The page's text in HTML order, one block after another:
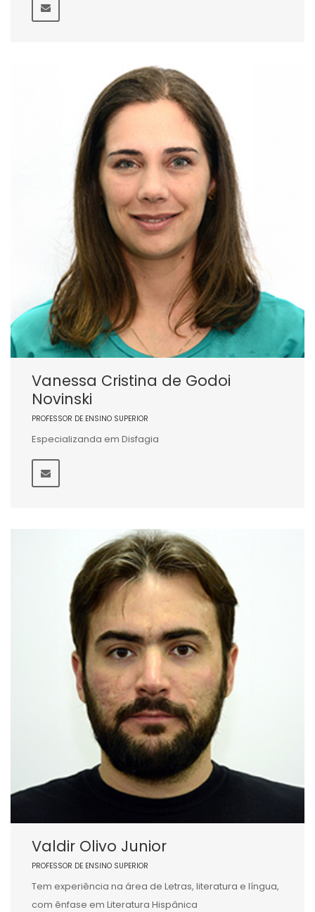
Vanessa Cristina de Godoi
Novinski
PROFESSOR DE ENSINO SUPERIOR
Especializanda em Disfagia
Valdir Olivo Junior
PROFESSOR DE ENSINO SUPERIOR
Tem experiência na área de Letras, literatura e língua,
com ênfase em Literatura Hispânica